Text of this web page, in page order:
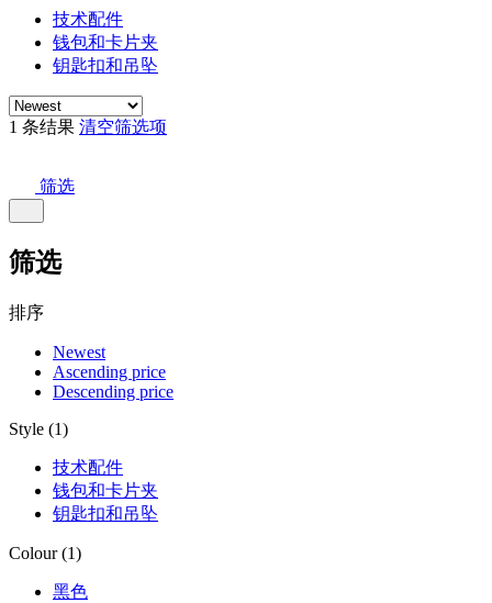
技术配件
钱包和卡片夹
钥匙扣和吊坠
1 条结果 清空筛选项
筛选
筛选
排序
Newest
Ascending price
Descending price
Style (1)
技术配件
钱包和卡片夹
钥匙扣和吊坠
Colour (1)
黑色